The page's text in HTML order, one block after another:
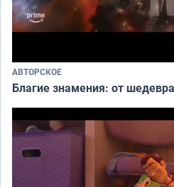
АВТОРСКОЕ
Благие знамения: от